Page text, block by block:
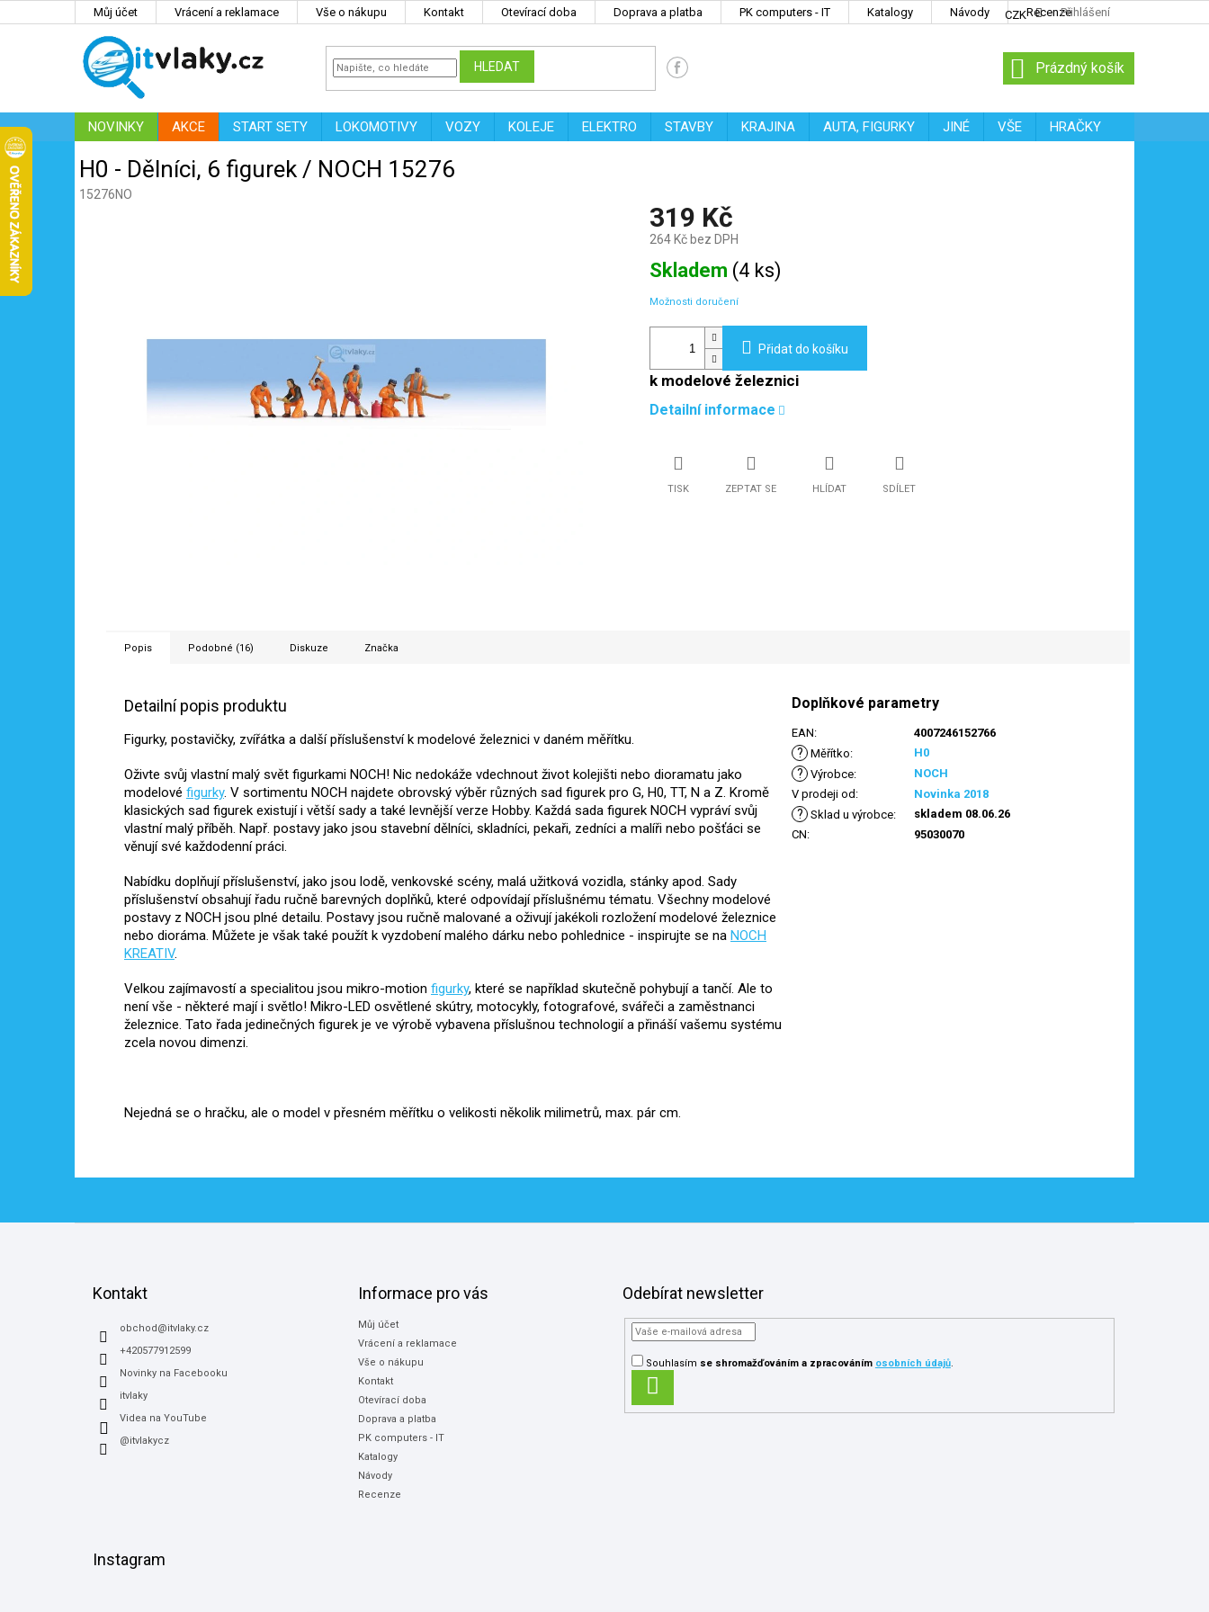
Můj účet Vrácení a reklamace Vše o nákupu Kontakt Otevírací doba Doprava a platba PK computers - IT Katalogy Návody Recenze
CZK Přihlášení
HLEDAT
NÁKUPNÍ
KOŠÍK
Prázdný košík
NOVINKY AKCE START SETY LOKOMOTIVY VOZY KOLEJE ELEKTRO STAVBY KRAJINA AUTA, FIGURKY JINÉ VŠE
HRAČKY
ZNAČKY
H0 - Dělníci, 6 figurek / NOCH 15276
15276NO
319 Kč
264 Kč bez DPH
Měrná
cena:
Skladem (4 ks)
Možnosti doručení
Přidat do košíku
k modelové železnici
Detailní informace
TISK ZEPTAT SE HLÍDAT SDÍLET
Popis Podobné (16) Diskuze Značka
Detailní popis produktu
Figurky, postavičky, zvířátka a další příslušenství k modelové železnici v daném měřítku.
Oživte svůj vlastní malý svět figurkami NOCH! Nic nedokáže vdechnout život kolejišti nebo dioramatu jako
modelové figurky. V sortimentu NOCH najdete obrovský výběr různých sad figurek pro G, H0, TT, N a Z. Kromě
klasických sad figurek existují i ​​větší sady a také levnější verze Hobby. Každá sada figurek NOCH vypráví svůj
vlastní malý příběh. Např. postavy jako jsou stavební dělníci, skladníci, pekaři, zedníci a malíři nebo pošťáci se
věnují své každodenní práci.
Nabídku doplňují příslušenství, jako jsou lodě, venkovské scény, malá užitková vozidla, stánky apod. Sady
příslušenství obsahují řadu ručně barevných doplňků, které odpovídají příslušnému tématu. Všechny modelové
postavy z NOCH jsou plné detailu. Postavy jsou ručně malované a oživují jakékoli rozložení modelové železnice
nebo dioráma. Můžete je však také použít k vyzdobení malého dárku nebo pohlednice - inspirujte se na NOCH
KREATIV.
Velkou zajímavostí a specialitou jsou mikro-motion figurky, které se například skutečně pohybují a tančí. Ale to
není vše - některé mají i světlo! Mikro-LED osvětlené skútry, motocykly, fotografové, svářeči a zaměstnanci
železnice. Tato řada jedinečných figurek je ve výrobě vybavena příslušnou technologií a přináší vašemu systému
zcela novou dimenzi.
Nejedná se o hračku, ale o model v přesném měřítku o velikosti několik milimetrů, max. pár cm.
Doplňkové parametry
EAN: 4007246152766
? Měřítko: H0
? Výrobce:
NOCH
V prodeji od : Novinka 2018
? Sklad u výrobce:
skladem 08.06.26
CN: 95030070
Kontakt
obchod@itvlaky.cz
+420577912599
Novinky na Facebooku
itvlaky
Videa na YouTube
@itvlakycz
Informace pro vás
Můj účet
Vrácení a reklamace
Vše o nákupu
Kontakt
Otevírací doba
Doprava a platba
PK computers - IT
Katalogy
Návody
Recenze
Odebírat newsletter
Souhlasím se shromažďováníma zpracováním osobních údajů.
SE
Instagram